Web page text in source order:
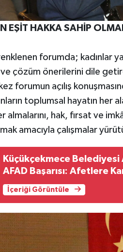
EŞİT HAKKA SAHİP
forumda; kadınlar
ve çözüm önerilerini dile
forumun açılış
toplumsal hayatın her
almalarını, hak, fırsat ve
amacıyla çalışmalar
Küçükçekmece
AFAD Başarısı: Afetlere
İçeriği Görüntüle